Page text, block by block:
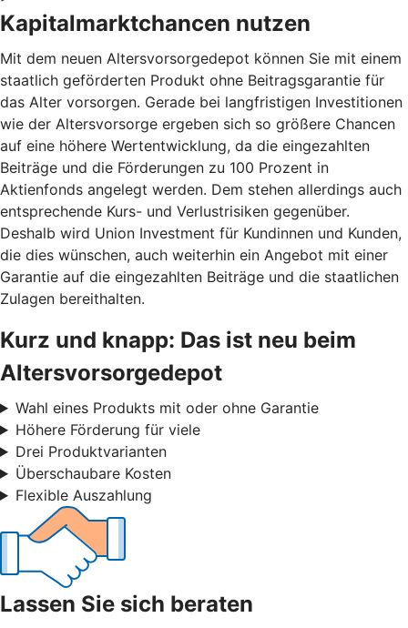
Kapitalmarktchancen nutzen
Mit dem neuen Altersvorsorgedepot können Sie mit einem
staatlich geförderten Produkt ohne Beitragsgarantie für
das Alter vorsorgen. Gerade bei langfristigen Investitionen
wie der Altersvorsorge ergeben sich so größere Chancen
auf eine höhere Wertentwicklung, da die eingezahlten
Beiträge und die Förderungen zu 100 Prozent in
Aktienfonds angelegt werden. Dem stehen allerdings auch
entsprechende Kurs- und Verlustrisiken gegenüber.
Deshalb wird Union Investment für Kundinnen und Kunden,
die dies wünschen, auch weiterhin ein Angebot mit einer
Garantie auf die eingezahlten Beiträge und die staatlichen
Zulagen bereithalten.
Kurz und knapp: Das ist neu beim
Altersvorsorgedepot
Wahl eines Produkts mit oder ohne Garantie
Höhere Förderung für viele
Drei Produktvarianten
Überschaubare Kosten
Flexible Auszahlung
Lassen Sie sich beraten